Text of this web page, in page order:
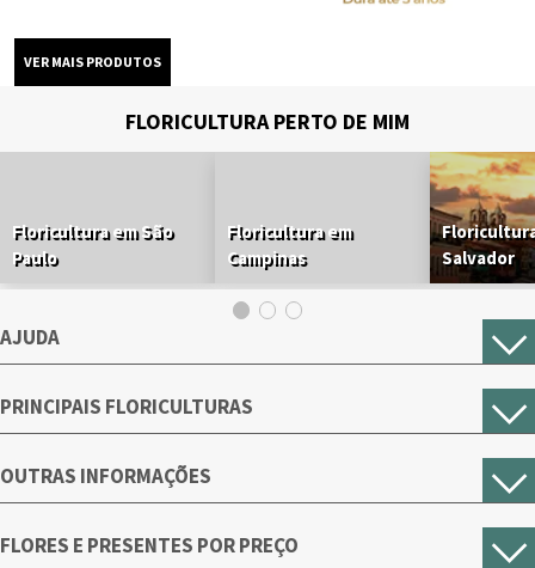
FLORICULTURA PERTO DE MIM
Floricultura em São
Paulo
Floricultura em
Campinas
Salvador
AJUDA
PRINCIPAIS FLORICULTURAS
OUTRAS INFORMAÇÕES
FLORES E PRESENTES POR PREÇO